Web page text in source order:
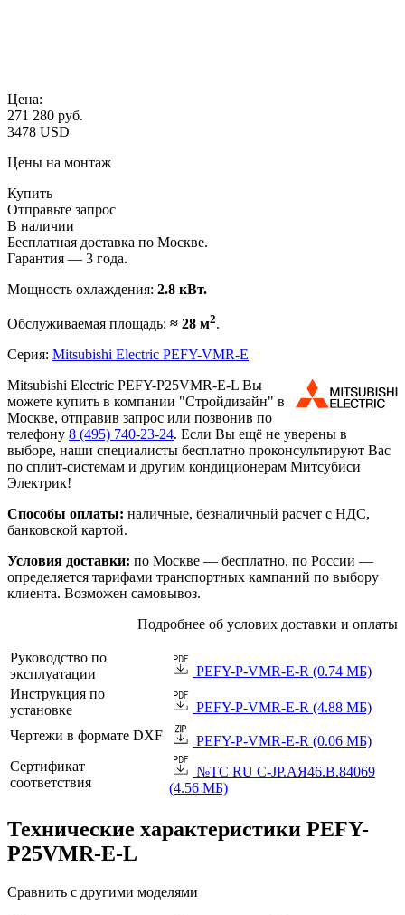
Цена:
271 280 руб.
3478 USD
Цены на монтаж
Купить
Отправьте запрос
В наличии
Бесплатная доставка по Москве.
Гарантия — 3 года.
Мощность охлаждения: 2.8 кВт.
Обслуживаемая площадь: ≈ 28 м2.
Серия: Mitsubishi Electric PEFY-VMR-E
Mitsubishi Electric PEFY-P25VMR-E-L Вы
можете купить в компании "Стройдизайн" в
Москве, отправив запрос или позвонив по
телефону 8 (495) 740-23-24. Если Вы ещё не уверены в
выборе, наши специалисты бесплатно проконсультируют Вас
по сплит-системам и другим кондиционерам Митсубиси
Электрик!
Способы оплаты: наличные, безналичный расчет с НДС,
банковской картой.
Условия доставки: по Москве — бесплатно, по России —
определяется тарифами транспортных кампаний по выбору
клиента. Возможен самовывоз.
Подробнее об услових доставки и оплаты
Руководство по
эксплуатации
PEFY-P-VMR-E-R (0.74 МБ)
Инструкция по
установке
PEFY-P-VMR-E-R (4.88 МБ)
Чертежи в формате DXF
PEFY-P-VMR-E-R (0.06 МБ)
Сертификат
соответствия
№TC RU C-JP.АЯ46.B.84069
(4.56 МБ)
Технические характеристики PEFY-
P25VMR-E-L
Сравнить с другими моделями